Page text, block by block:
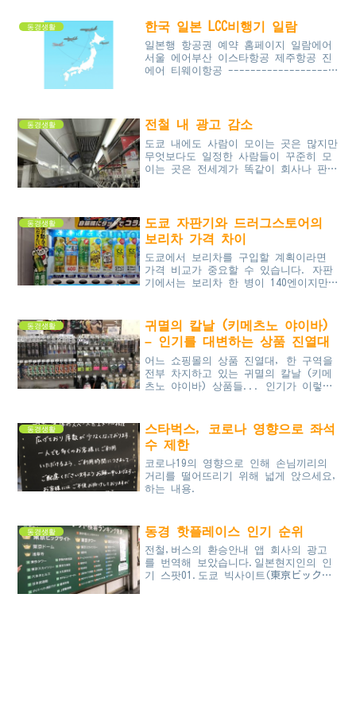
동경생활 한국 일본 LCC비행기 일람
일본행 항공권 예약 홈페이지 일람에어
서울 에어부산 이스타항공 제주항공 진
에어 티웨이항공 -------------------
동경생활 전철 내 광고 감소
도쿄 내에도 사람이 모이는 곳은 많지만
무엇보다도 일정한 사람들이 꾸준히 모
이는 곳은 전세계가 똑같이 회사나 판매
동경생활
도쿄 자판기와 드러그스토어의
보리차 가격 차이
도쿄에서 보리차를 구입할 계획이라면
가격 비교가 중요할 수 있습니다. 자판
기에서는 보리차 한 병이 140엔이지만,
75엔까지 절약 가능합니다. 이러한 큰
가격 차이를 고려하여 저렴하게 보리차
를 구매하는 방법을 알아보세요.
동경생활
귀멸의 칼날 (키메츠노 야이바)
– 인기를 대변하는 상품 진열대
어느 쇼핑몰의 상품 진열대, 한 구역을
전부 차지하고 있는 귀멸의 칼날 (키메
츠노 야이바) 상품들... 인기가 이렇게
후면
동경생활
스타벅스, 코로나 영향으로 좌석
수 제한
코로나19의 영향으로 인해 손님끼리의
거리를 떨어뜨리기 위해 넓게 앉으세요,
하는 내용.
동경생활 동경 핫플레이스 인기 순위
전철,버스의 환승안내 앱 회사의 광고
를 번역해 보았습니다.일본현지인의 인
기 스팟01.도쿄 빅사이트(東京ビックサ